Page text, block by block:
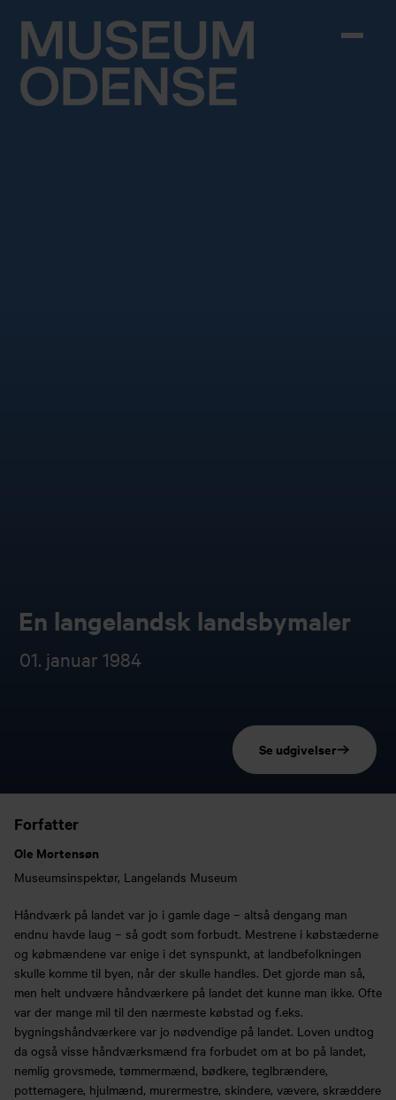
En langelandsk landsbymaler
01. januar 1984
Se udgivelser
Forfatter
Ole Mortensøn
Museumsinspektør, Langelands Museum
Håndværk på landet var jo i gamle dage – altså dengang man
endnu havde laug – så godt som forbudt. Mestrene i købstæderne
og købmændene var enige i det synspunkt, at landbefolkningen
skulle komme til byen, når der skulle handles. Det gjorde man så,
men helt undvære håndværkere på landet det kunne man ikke. Ofte
var der mange mil til den nærmeste købstad og f.eks.
bygningshåndværkere var jo nødvendige på landet. Loven undtog
da også visse håndværksmænd fra forbudet om at bo på landet,
nemlig grovsmede, tømmermænd, bødkere, teglbrændere,
pottemagere, hjulmænd, murermestre, skindere, vævere, skræddere